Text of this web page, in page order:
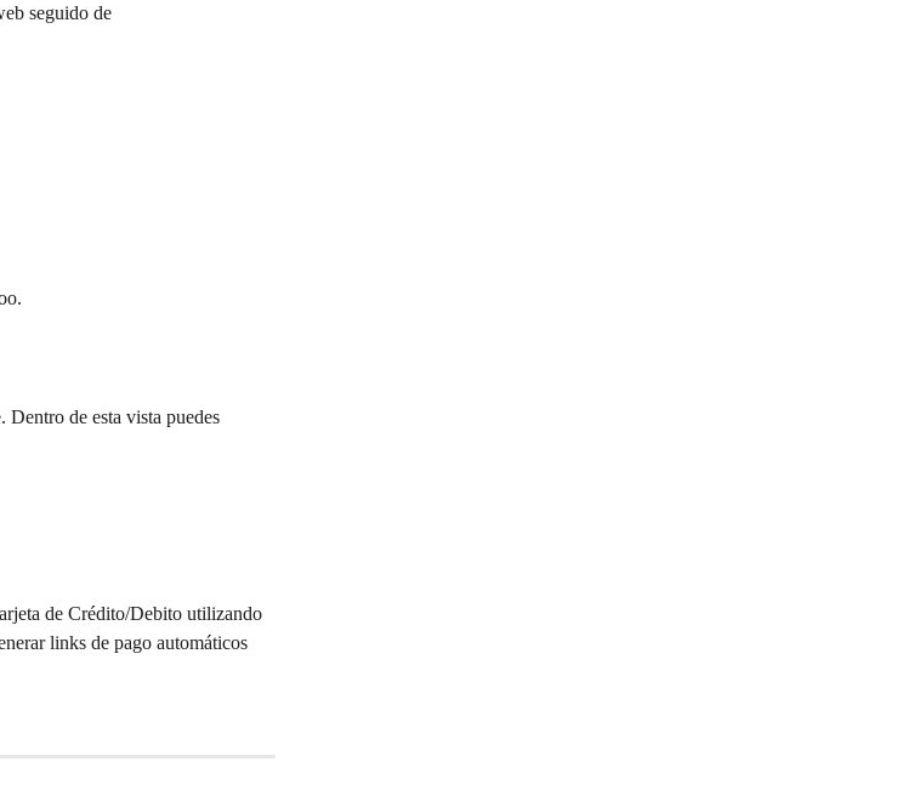
seguido de
Dentro de esta vista puedes
de Crédito/Debito utilizando
links de pago automáticos